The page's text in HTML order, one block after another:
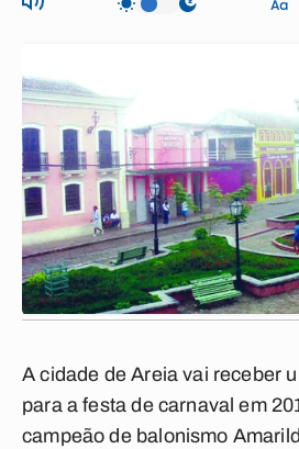
A cidade de Areia vai receber
para a festa de carnaval em
campeão de balonismo